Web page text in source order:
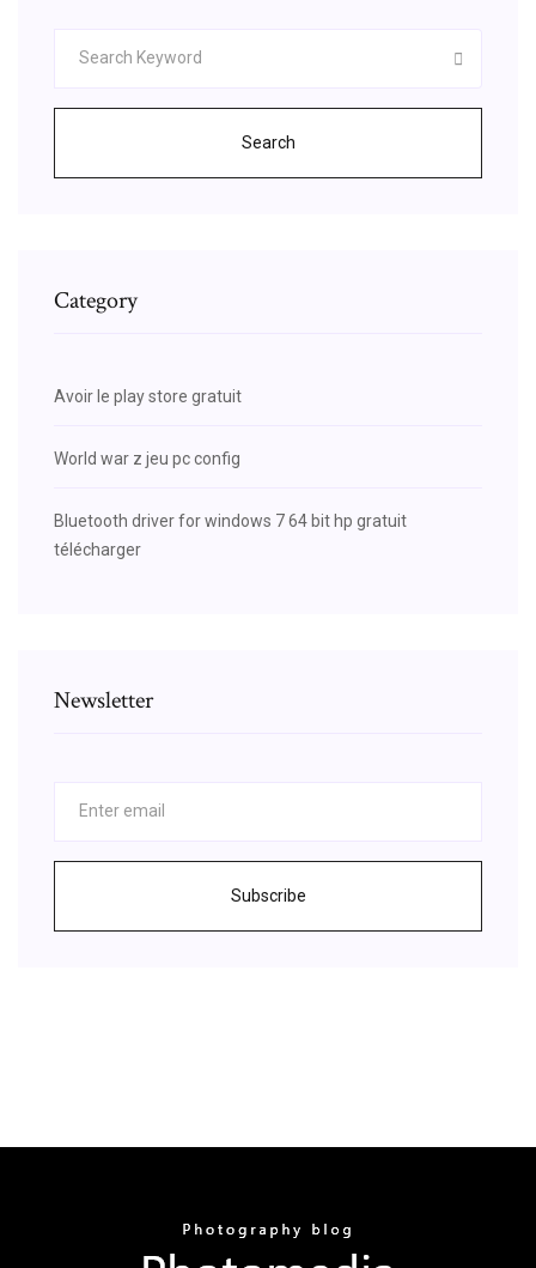
Search
Category
Avoir le play store gratuit
World war z jeu pc config
Bluetooth driver for windows 7 64 bit hp gratuit
télécharger
Newsletter
Subscribe